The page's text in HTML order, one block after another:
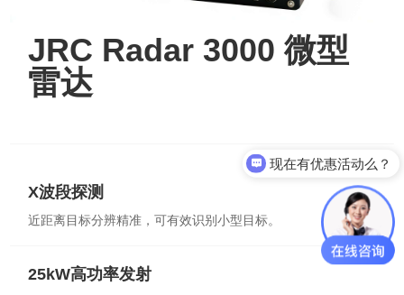
JRC Radar 3000 微型
雷达
X波段探测
近距离目标分辨精准，可有效识别小型目标。
25kW高功率发射
现在有优惠活动么？